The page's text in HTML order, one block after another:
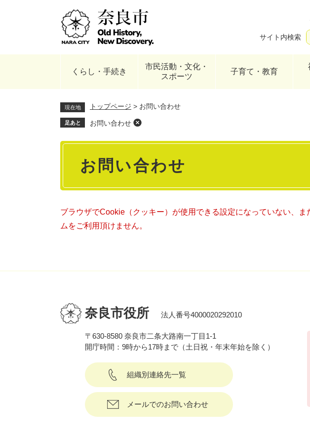
サイト内検索
くらし・手続き
市民活動・文化・
スポーツ
子育て・教育
現在地 トップページ > お問い合わせ
足あと お問い合わせ
本
お問い合わせ
ブラウザでCookie（クッキー）が使用できる設定になっていない、
ムをご利用頂けません。
奈良市役所 法人番号4000020292010
〒630-8580 奈良市二条大路南一丁目1-1
開庁時間：9時から17時まで（土日祝・年末年始を除く）
組織別連絡先一覧
メールでのお問い合わせ